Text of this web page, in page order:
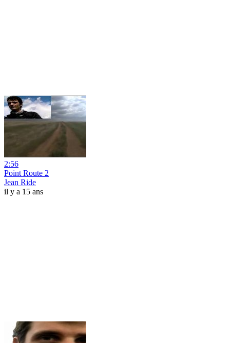
2:56
Point Route 2
Jean Ride
il y a 15 ans